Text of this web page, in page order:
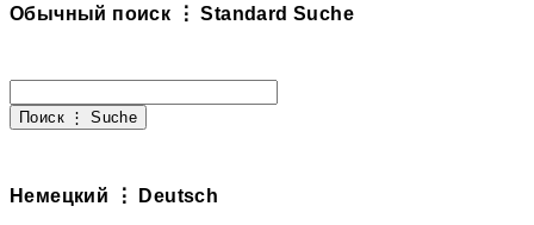
Обычный поиск ⋮ Standard Suche
Немецкий ⋮ Deutsch